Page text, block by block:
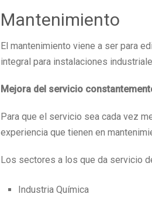
Mantenimiento
El mantenimiento viene a ser para
integral para instalaciones
Mejora del servicio
Para que el servicio sea cada vez
experiencia que tienen en
Los sectores a los que da servicio
Industria Química